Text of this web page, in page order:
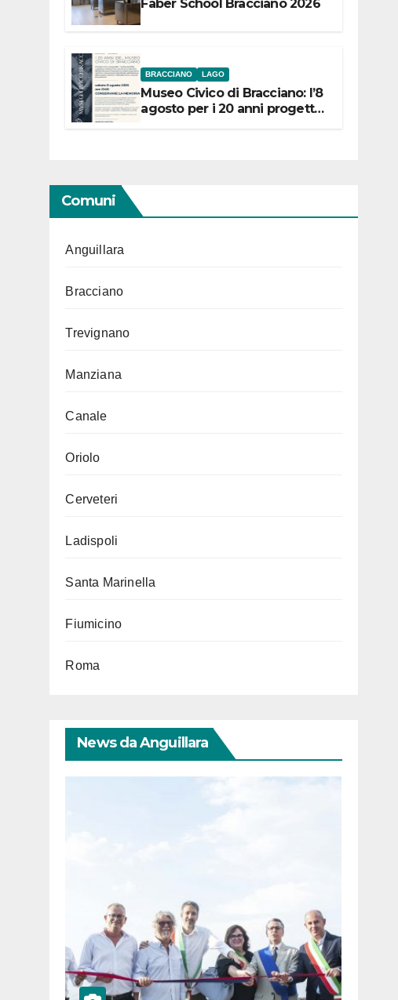
Faber School Bracciano 2026
BRACCIANO LAGO
Museo Civico di Bracciano: l’8
agosto per i 20 anni progetto
Comuni
Anguillara
Bracciano
Trevignano
Manziana
Canale
Oriolo
Cerveteri
Ladispoli
Santa Marinella
Fiumicino
Roma
News da Anguillara